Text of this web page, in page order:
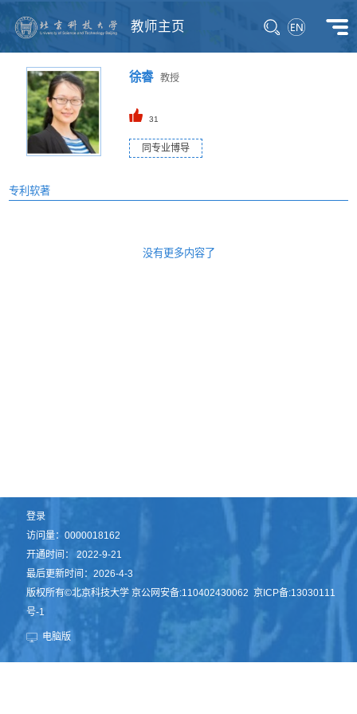
教师主页
徐睿教授
31
同专业博导
专利软著
没有更多内容了
登录
访问量：0000018162
开通时间：2022-9-21
最后更新时间：2026-4-3
版权所有©北京科技大学 京公网安备:110402430062 京ICP备:13030111
号-1
电脑版